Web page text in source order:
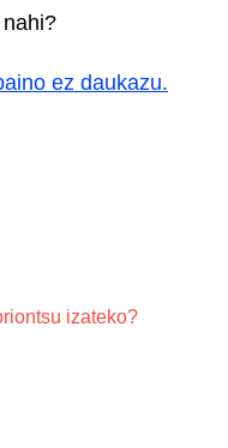
ez daukazu.
izateko?